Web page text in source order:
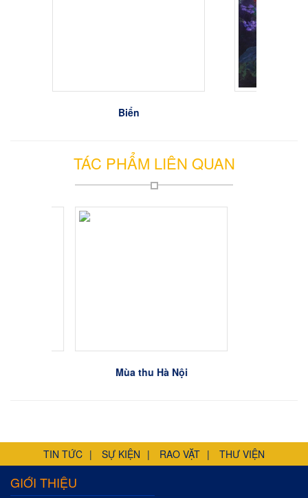
Biển
TÁC PHẨM LIÊN QUAN
Mùa thu Hà Nội
TIN TỨC SỰ KIỆN RAO VẶT THƯ VIỆN
GIỚI THIỆU